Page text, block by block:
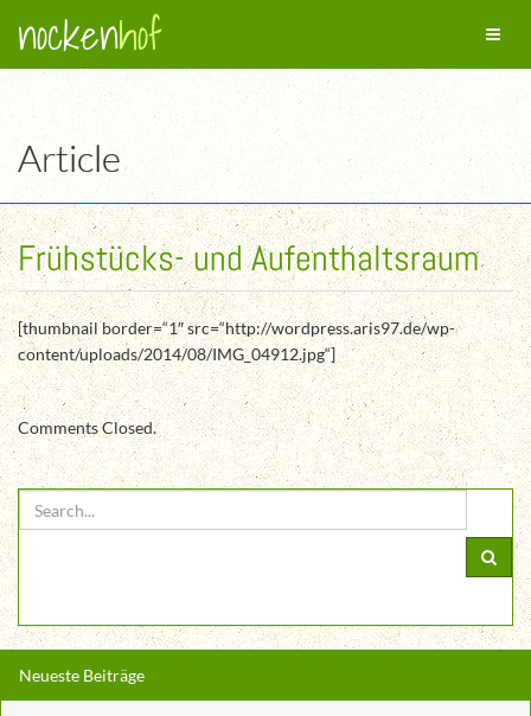
nockenhof
Toggle
Article
Frühstücks- und Aufenthaltsraum
[thumbnail border=“1″ src=“http://wordpress.aris97.de/wp-
content/uploads/2014/08/IMG_04912.jpg“]
Comments Closed.
Neueste Beiträge